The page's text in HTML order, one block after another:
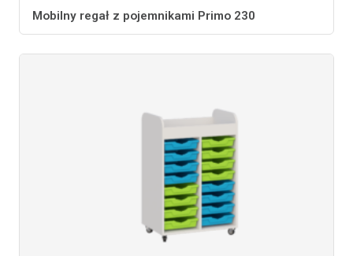
Mobilny regał z pojemnikami Primo 230